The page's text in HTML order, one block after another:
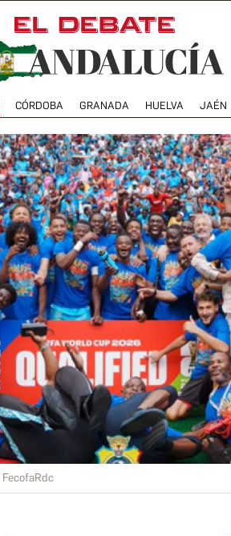
CÓRDOBA GRANADA HUELVA JAÉN
FecofaRdc